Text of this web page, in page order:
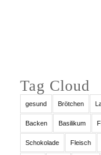
Tag Cloud
gesund Brötchen
Backen Basilikum
Schokolade Fleisch